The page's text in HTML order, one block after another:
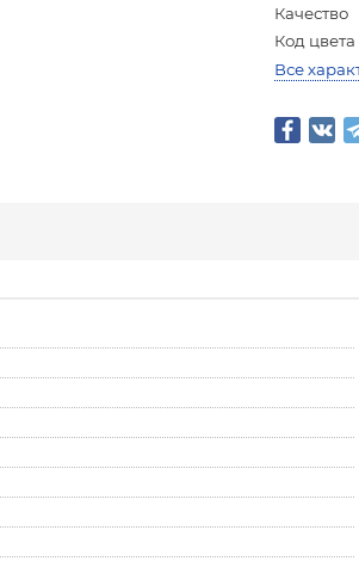
Качество
Код цвета
Все